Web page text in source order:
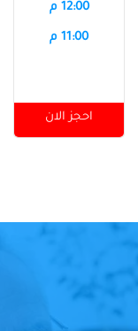
12:00 م
11:00 م
احجز الان